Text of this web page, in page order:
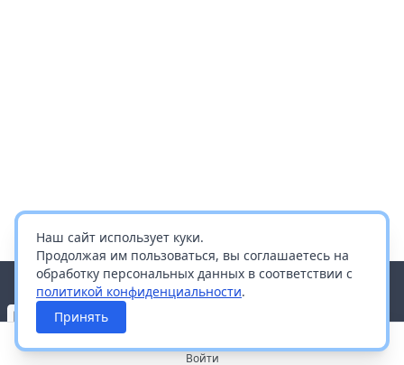
Наш сайт использует куки.
Продолжая им пользоваться, вы соглашаетесь на
обработку персональных данных в соответствии с
политикой конфиденциальности.
Принять
Войти